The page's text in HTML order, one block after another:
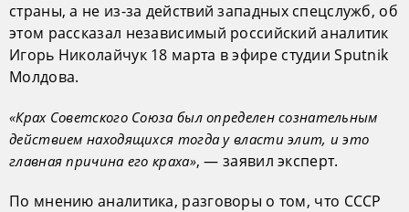
страны, а не из-за действий западных спецслужб, об
этом рассказал независимый российский аналитик
Игорь Николайчук 18 марта в эфире студии Sputnik
Молдова.
«Крах Советского Союза был определен сознательным
действием находящихся тогда у власти элит, и это
главная причина его краха», — заявил эксперт.
По мнению аналитика, разговоры о том, что СССР